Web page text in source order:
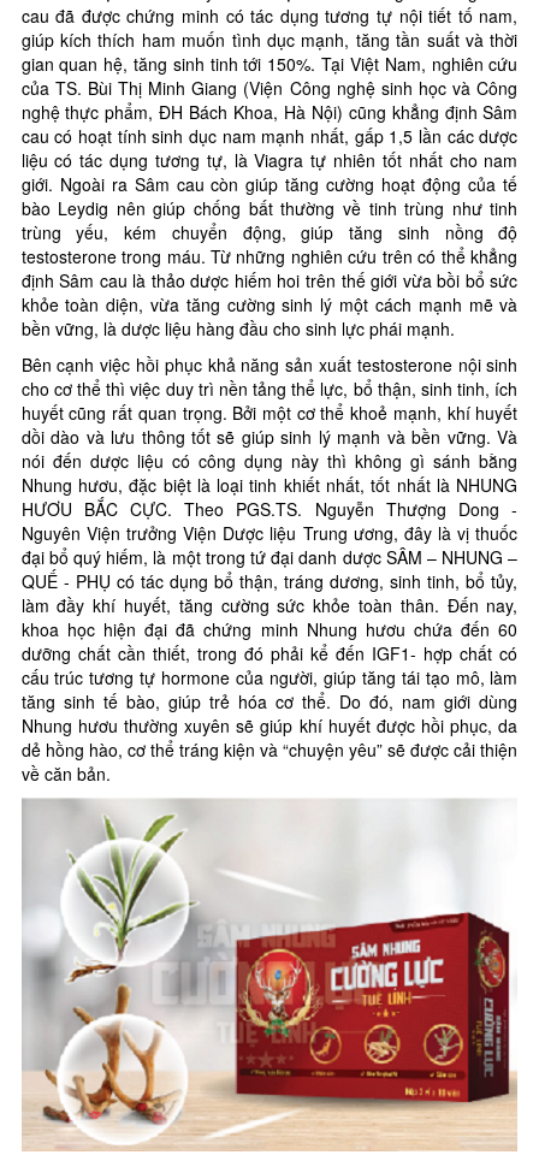
cau đã được chứng minh có tác dụng tương tự nội tiết tố nam,
giúp kích thích ham muốn tình dục mạnh, tăng tần suất và thời
gian quan hệ, tăng sinh tinh tới 150%. Tại Việt Nam, nghiên cứu
của TS. Bùi Thị Minh Giang (Viện Công nghệ sinh học và Công
nghệ thực phẩm, ĐH Bách Khoa, Hà Nội) cũng khẳng định Sâm
cau có hoạt tính sinh dục nam mạnh nhất, gấp 1,5 lần các dược
liệu có tác dụng tương tự, là Viagra tự nhiên tốt nhất cho nam
giới. Ngoài ra Sâm cau còn giúp tăng cường hoạt động của tế
bào Leydig nên giúp chống bất thường về tinh trùng như tinh
trùng yếu, kém chuyển động, giúp tăng sinh nồng độ
testosterone trong máu. Từ những nghiên cứu trên có thể khẳng
định Sâm cau là thảo dược hiếm hoi trên thế giới vừa bồi bổ sức
khỏe toàn diện, vừa tăng cường sinh lý một cách mạnh mẽ và
bền vững, là dược liệu hàng đầu cho sinh lực phái mạnh.
Bên cạnh việc hồi phục khả năng sản xuất testosterone nội sinh
cho cơ thể thì việc duy trì nền tảng thể lực, bổ thận, sinh tinh, ích
huyết cũng rất quan trọng. Bởi một cơ thể khoẻ mạnh, khí huyết
dồi dào và lưu thông tốt sẽ giúp sinh lý mạnh và bền vững. Và
nói đến dược liệu có công dụng này thì không gì sánh bằng
Nhung hươu, đặc biệt là loại tinh khiết nhất, tốt nhất là NHUNG
HƯƠU BẮC CỰC. Theo PGS.TS. Nguyễn Thượng Dong -
Nguyên Viện trưởng Viện Dược liệu Trung ương, đây là vị thuốc
đại bổ quý hiếm, là một trong tứ đại danh dược SÂM – NHUNG –
QUẾ - PHỤ có tác dụng bổ thận, tráng dương, sinh tinh, bổ tủy,
làm đầy khí huyết, tăng cường sức khỏe toàn thân. Đến nay,
khoa học hiện đại đã chứng minh Nhung hươu chứa đến 60
dưỡng chất cần thiết, trong đó phải kể đến IGF1- hợp chất có
cấu trúc tương tự hormone của người, giúp tăng tái tạo mô, làm
tăng sinh tế bào, giúp trẻ hóa cơ thể. Do đó, nam giới dùng
Nhung hươu thường xuyên sẽ giúp khí huyết được hồi phục, da
dẻ hồng hào, cơ thể tráng kiện và “chuyện yêu” sẽ được cải thiện
về căn bản.